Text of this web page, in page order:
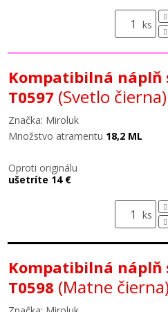
ks
Kompatibilná náplň
T0597 (Svetlo čierna)
Značka: Miroluk
Množstvo atramentu 18,2 ML
Oproti originálu
ušetríte 14 €
ks
Kompatibilná náplň
T0598 (Matne čierna)